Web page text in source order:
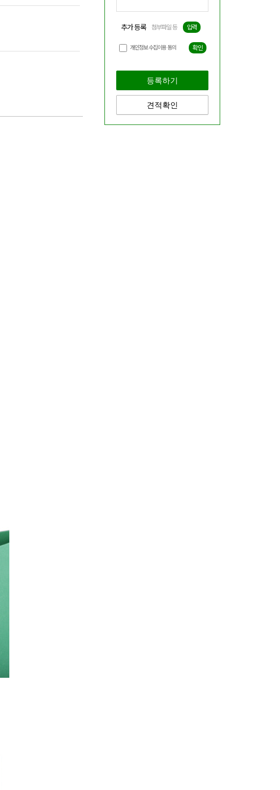
추가 등록 첨부파일 등 입력
개인정보 수집이용 동의 확인
등록하기
견적확인